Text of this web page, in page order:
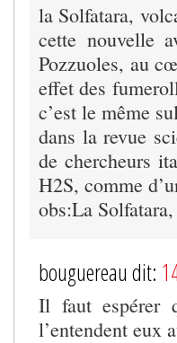
la Solfatara,
cette nouvelle
Pozzuoles, au
effet des
c’est le même
dans la revue
de chercheurs
H2S, comme
obs:La
bouguereau dit:
Il faut espérer
l’entendent eux